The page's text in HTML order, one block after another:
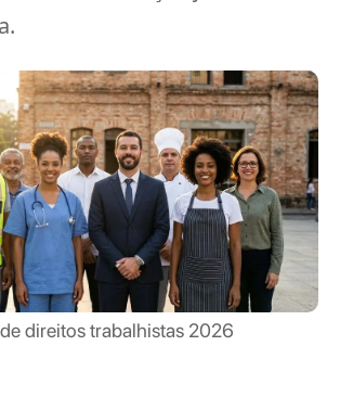
direitos trabalhistas 2026